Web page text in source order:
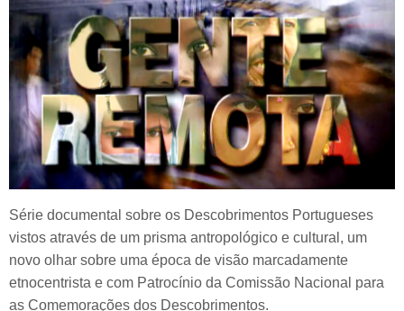
Série documental sobre os Descobrimentos Portugueses
vistos através de um prisma antropológico e cultural, um
novo olhar sobre uma época de visão marcadamente
etnocentrista e com Patrocínio da Comissão Nacional para
as Comemorações dos Descobrimentos.